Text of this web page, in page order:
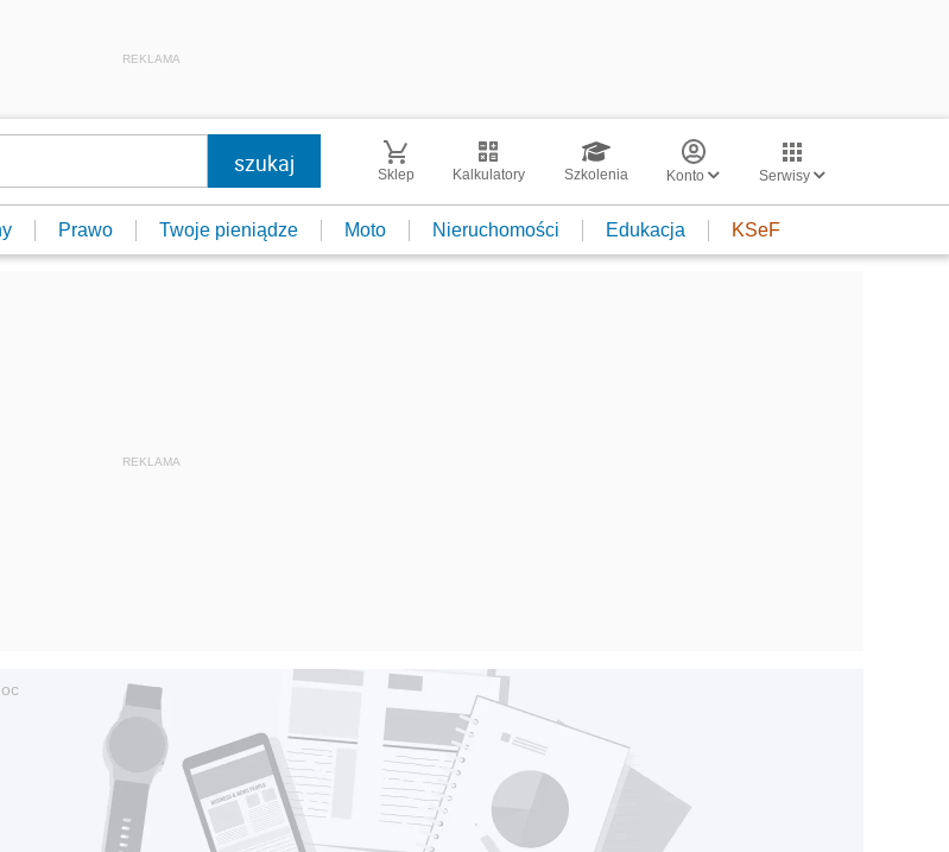
REKLAMA
Sklep Kalkulatory Szkolenia Konto Serwisy
Prawo Twoje pieniądze Moto Nieruchomości Edukacja KSeF